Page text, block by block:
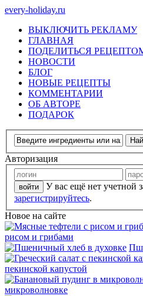
every-holiday.ru
ВЫКЛЮЧИТЬ РЕКЛАМУ
ГЛАВНАЯ
ПОДЕЛИТЬСЯ
НОВОСТИ
БЛОГ
НОВЫЕ РЕЦЕПТЫ
КОММЕНТАРИИ
ОБ АВТОРЕ
ПОДАРОК
Авторизация
У вас ещё нет учетной
зарегистрируйтесь.
Новое на сайте
рисом и грибами
пекинской капустой
микроволновке